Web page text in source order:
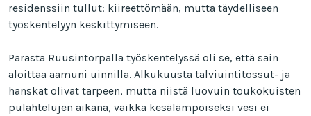
residenssiin tullut: kiireettömään, mutta täydelliseen
työskentelyyn keskittymiseen.
Parasta Ruusintorpalla työskentelyssä oli se, että sain
aloittaa aamuni uinnilla. Alkukuusta talviuintitossut- ja
hanskat olivat tarpeen, mutta niistä luovuin toukokuisten
pulahtelujen aikana, vaikka kesälämpöiseksi vesi ei